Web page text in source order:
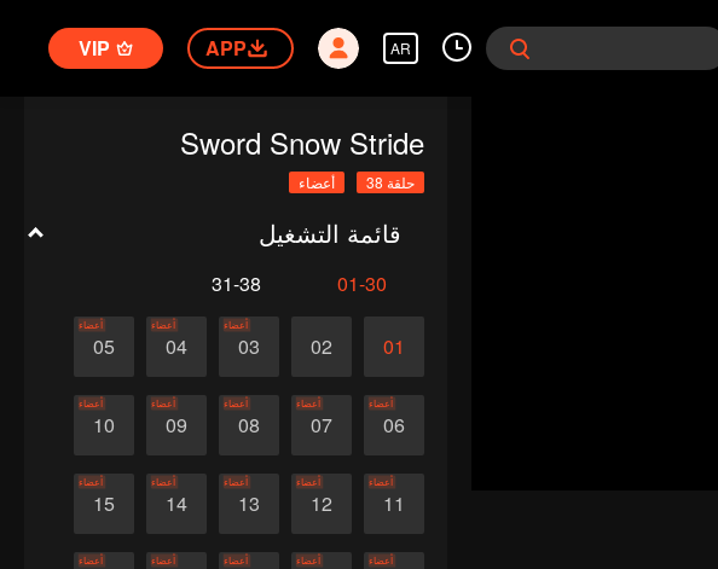
AR
APP
VIP
Sword Snow Stride
حلقة 38 أعضاء
قائمة التشغيل
01-30
31-38
01
02
03
أعضاء
04
أعضاء
05
أعضاء
06
أعضاء
07
أعضاء
08
أعضاء
09
أعضاء
10
أعضاء
11
أعضاء
12
أعضاء
13
أعضاء
14
أعضاء
15
أعضاء
أعضاء أعضاء أعضاء أعضاء أعضاء